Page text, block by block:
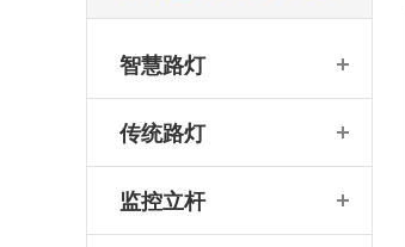
智慧路灯
传统路灯
监控立杆